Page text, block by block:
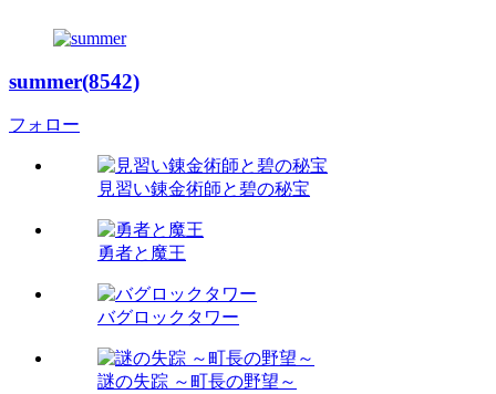
summer(8542)
フォロー
見習い錬金術師と碧の秘宝
勇者と魔王
バグロックタワー
謎の失踪 ～町長の野望～